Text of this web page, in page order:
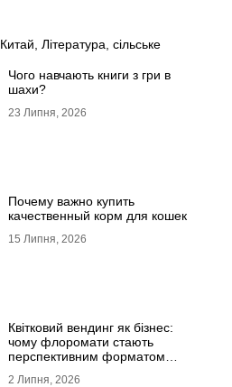
Китай Література сільське
Чого навчають книги з гри в
шахи?
23 Липня, 2026
Почему важно купить
качественный корм для кошек
15 Липня, 2026
Квітковий вендинг як бізнес:
чому флоромати стають
перспективним форматом
2 Липня, 2026